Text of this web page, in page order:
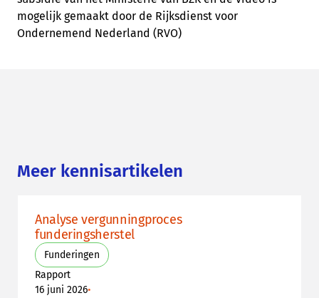
mogelijk gemaakt door de Rijksdienst voor
Ondernemend Nederland (RVO)
Meer kennisartikelen
Analyse vergunningproces
funderingsherstel
Funderingen
Rapport
16 juni 2026•